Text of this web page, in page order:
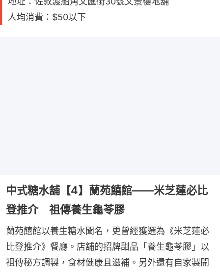
人均消費：$50以下
中式糖水舖【4】蘭苑饎館——米芝蓮必比
登推介 祖傳養生龜苓膠
蘭苑饎館以養生糖水聞名，更曾經獲選為《米芝蓮必
比登推介》餐廳。店舖的招牌甜品「養生龜苓膠」以
祖傳秘方調製，食材健康且滋補。另外還有自家製開